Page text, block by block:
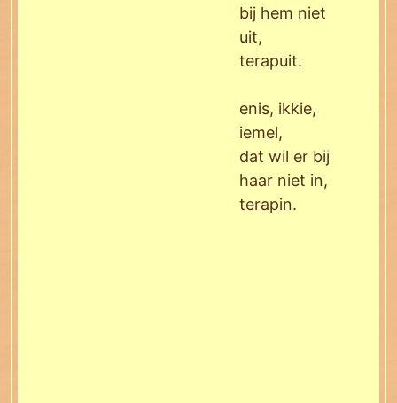
bij hem niet
uit,
terapuit.
enis, ikkie,
iemel,
dat wil er bij
haar niet in,
terapin.